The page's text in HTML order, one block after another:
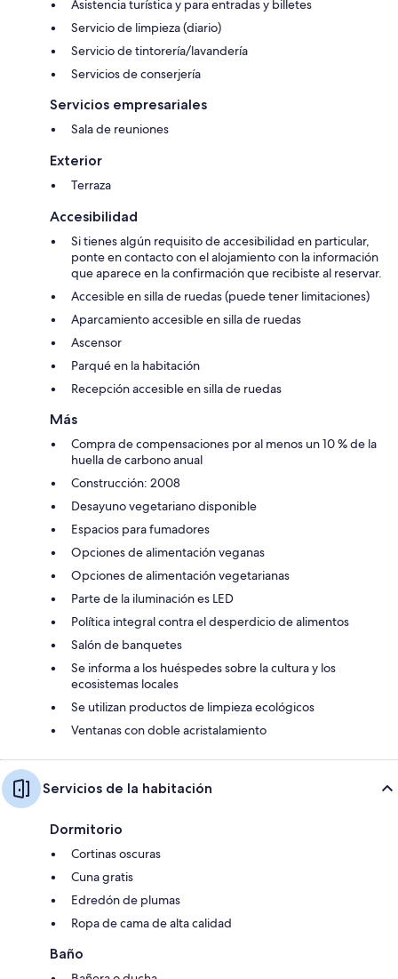
Asistencia turística y para entradas y billetes
Servicio de limpieza (diario)
Servicio de tintorería/lavandería
Servicios de conserjería
Servicios empresariales
Sala de reuniones
Exterior
Terraza
Accesibilidad
Si tienes algún requisito de accesibilidad en particular,
ponte en contacto con el alojamiento con la información
que aparece en la confirmación que recibiste al reservar.
Accesible en silla de ruedas (puede tener limitaciones)
Aparcamiento accesible en silla de ruedas
Ascensor
Parqué en la habitación
Recepción accesible en silla de ruedas
Más
Compra de compensaciones por al menos un 10 % de la
huella de carbono anual
Construcción: 2008
Desayuno vegetariano disponible
Espacios para fumadores
Opciones de alimentación veganas
Opciones de alimentación vegetarianas
Parte de la iluminación es LED
Política integral contra el desperdicio de alimentos
Salón de banquetes
Se informa a los huéspedes sobre la cultura y los
ecosistemas locales
Se utilizan productos de limpieza ecológicos
Ventanas con doble acristalamiento
Servicios de la habitación
Dormitorio
Cortinas oscuras
Cuna gratis
Edredón de plumas
Ropa de cama de alta calidad
Baño